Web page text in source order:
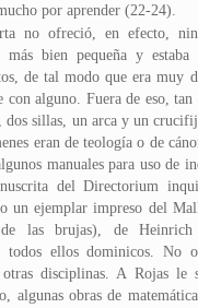
por aprender (22-24).
no ofreció, en efecto,
más bien pequeña y
de tal modo que era muy
con alguno. Fuera de eso,
dos sillas, un arca y un
eran de teología o de
manuales para uso de
del Directorium
un ejemplar impreso del
las brujas), de Heinrich
todos ellos dominicos. No
disciplinas. A Rojas le
algunas obras de